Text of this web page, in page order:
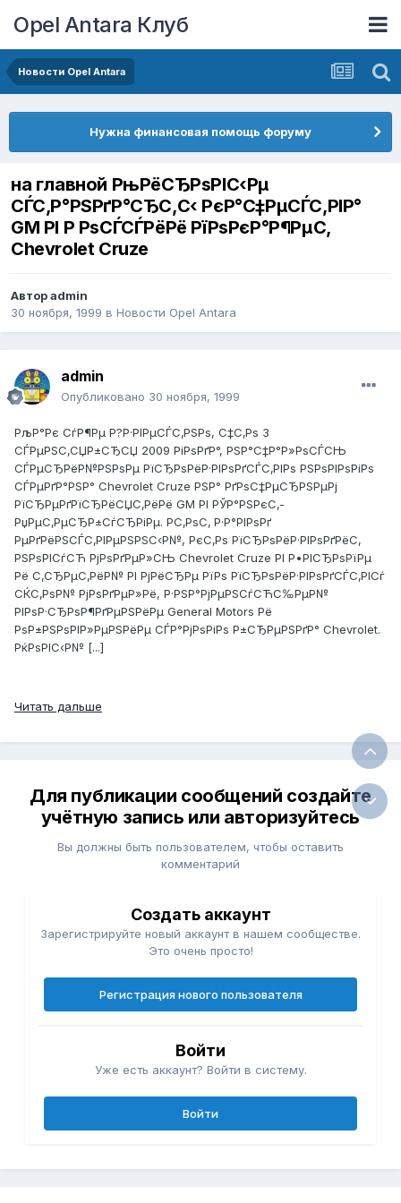
Opel Antara Клуб
Новости Opel Antara
Нужна финансовая помощь форуму
на главной РњРёСЂРѕРІС‹Рµ
СЃС‚Р°РЅРґР°СЂС‚С‹ РєР°С‡РµСЃС‚РІР°
GM РІ Р РѕСЃСЃРёРё РїРѕРєР°Р¶РµС‚
Chevrolet Cruze
Авторadmin
30 ноября, 1999 в Новости Opel Antara
admin
Опубликовано 30 ноября, 1999
РљР°Рє СѓР¶Рµ Р?Р·РІРµСЃС‚РЅРѕ, С‡С‚Рѕ 3
СЃРµРЅС‚СЏР±СЂСЏ 2009 РіРѕРґР°, РЅР°С‡Р°Р»РѕСЃСЊ
СЃРµСЂРёР№РЅРѕРµ РїСЂРѕРёР·РІРѕРґСЃС‚РІРѕ РЅРѕРІРѕРіРѕ
СЃРµРґР°РЅР° Chevrolet Cruze РЅР° РґРѕС‡РµСЂРЅРµРј
РїСЂРµРґРїСЂРёСЏС‚РёРё GM РІ РЎР°РЅРєС‚-
РџРµС‚РµСЂР±СѓСЂРіРµ. Р­С‚РѕС‚ Р·Р°РІРѕРґ
РµРґРёРЅСЃС‚РІРµРЅРЅС‹Р№, РєС‚Рѕ РїСЂРѕРёР·РІРѕРґРёС‚
РЅРѕРІСѓСЋ РјРѕРґРµР»СЊ Chevrolet Cruze РІ Р•РІСЂРѕРїРµ
Рё С‚СЂРµС‚РёР№ РІ РјРёСЂРµ РїРѕ РїСЂРѕРёР·РІРѕРґСЃС‚РІСѓ
СЌС‚РѕР№ РјРѕРґРµР»Рё, Р·РЅР°РјРµРЅСѓСЋС‰РµР№
РІРѕР·СЂРѕР¶РґРµРЅРёРµ General Motors Рё
РѕР±РЅРѕРІР»РµРЅРёРµ СЃР°РјРѕРіРѕ Р±СЂРµРЅРґР° Chevrolet.
РќРѕРІС‹Р№ [...]
Читать дальше
Для публикации сообщений создайте
учётную запись или авторизуйтесь
Вы должны быть пользователем, чтобы оставить
комментарий
Создать аккаунт
Зарегистрируйте новый аккаунт в нашем сообществе.
Это очень просто!
Регистрация нового пользователя
Войти
Уже есть аккаунт? Войти в систему.
Войти